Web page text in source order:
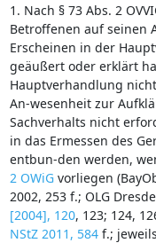
1. Nach § 73 Abs. 2
Betroffenen auf seinen
Erscheinen in der
geäußert oder erklärt
Hauptverhandlung
An-wesenheit zur
Sachverhalts nicht
in das Ermessen des
entbun-den werden,
2 OWiGvorliegen
2002, 253 f.; OLG
[2004], 120, 123; 124,
NStZ 2011, 584f.; jeweils